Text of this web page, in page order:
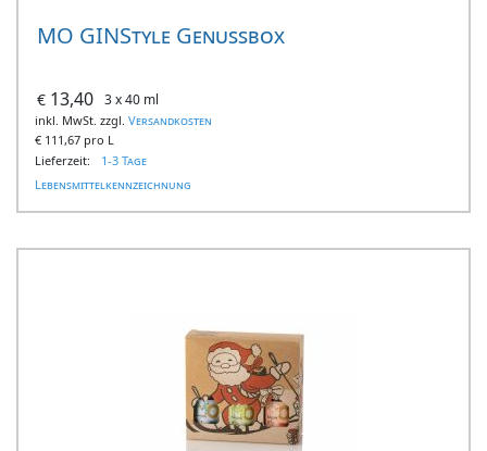
MO GINStyle Genussbox
€ 13,40 3 x 40 ml
inkl. MwSt. zzgl. Versandkosten
€ 111,67 pro L
Lieferzeit:
1-3 Tage
Lebensmittelkennzeichnung